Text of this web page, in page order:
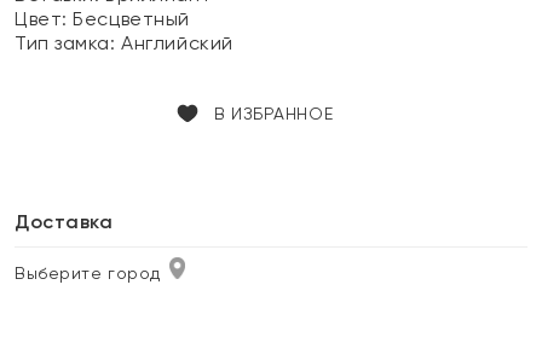
Цвет:Бесцветный
Тип замка:Английский
В ИЗБРАННОЕ
Доставка
Выберите город